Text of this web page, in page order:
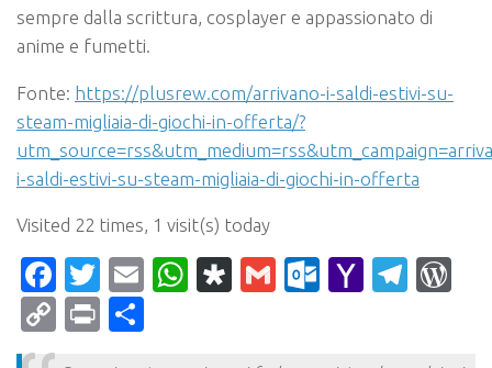
sempre dalla scrittura, cosplayer e appassionato di
anime e fumetti.
Fonte: https://plusrew.com/arrivano-i-saldi-estivi-su-
steam-migliaia-di-giochi-in-offerta/?
i-saldi-estivi-su-steam-migliaia-di-giochi-in-offerta
Visited 22 times, 1 visit(s) today
Facebook
Twitter
EmailWhatsApp
Diaspora
Gmail Yahoo
CopyPrint